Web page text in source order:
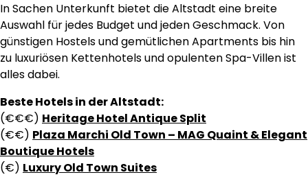
In Sachen Unterkunft bietet die Altstadt eine breite
Auswahl für jedes Budget und jeden Geschmack. Von
günstigen Hostels und gemütlichen Apartments bis hin
zu luxuriösen Kettenhotels und opulenten Spa-Villen ist
alles dabei.
Beste Hotels in der Altstadt:
(€€€) Heritage Hotel Antique Split
(€€) Plaza Marchi Old Town – MAG Quaint & Elegant
Boutique Hotels
(€) Luxury Old Town Suites